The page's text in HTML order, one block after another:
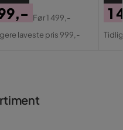
Før1 499,-
laveste pris 999,-
1